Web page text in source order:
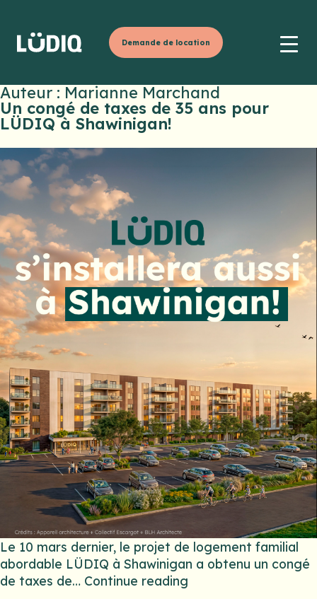
Demande de location
Auteur : Marianne Marchand
Un congé de taxes de 35 ans pour
LÜDIQ à Shawinigan!
Le 10 mars dernier, le projet de logement familial
abordable LÜDIQ à Shawinigan a obtenu un congé
de taxes de… Continue reading